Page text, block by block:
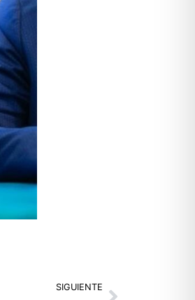
SIGUIENTE Next